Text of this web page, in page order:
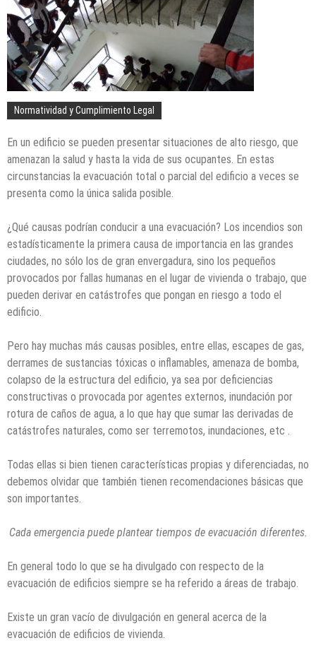
Normatividad y Cumplimiento Legal
En un edificio se pueden presentar situaciones de alto riesgo, que
amenazan la salud y hasta la vida de sus ocupantes. En estas
circunstancias la evacuación total o parcial del edificio a veces se
presenta como la única salida posible.
¿Qué causas podrían conducir a una evacuación? Los incendios son
estadísticamente la primera causa de importancia en las grandes
ciudades, no sólo los de gran envergadura, sino los pequeños
provocados por fallas humanas en el lugar de vivienda o trabajo, que
pueden derivar en catástrofes que pongan en riesgo a todo el
edificio.
Pero hay muchas más causas posibles, entre ellas, escapes de gas,
derrames de sustancias tóxicas o inflamables, amenaza de bomba,
colapso de la estructura del edificio, ya sea por deficiencias
constructivas o provocada por agentes externos, inundación por
rotura de caños de agua, a lo que hay que sumar las derivadas de
catástrofes naturales, como ser terremotos, inundaciones, etc .
Todas ellas si bien tienen características propias y diferenciadas, no
debemos olvidar que también tienen recomendaciones básicas que
son importantes.
Cada emergencia puede plantear tiempos de evacuación diferentes.
En general todo lo que se ha divulgado con respecto de la
evacuación de edificios siempre se ha referido a áreas de trabajo.
Existe un gran vacío de divulgación en general acerca de la
evacuación de edificios de vivienda.